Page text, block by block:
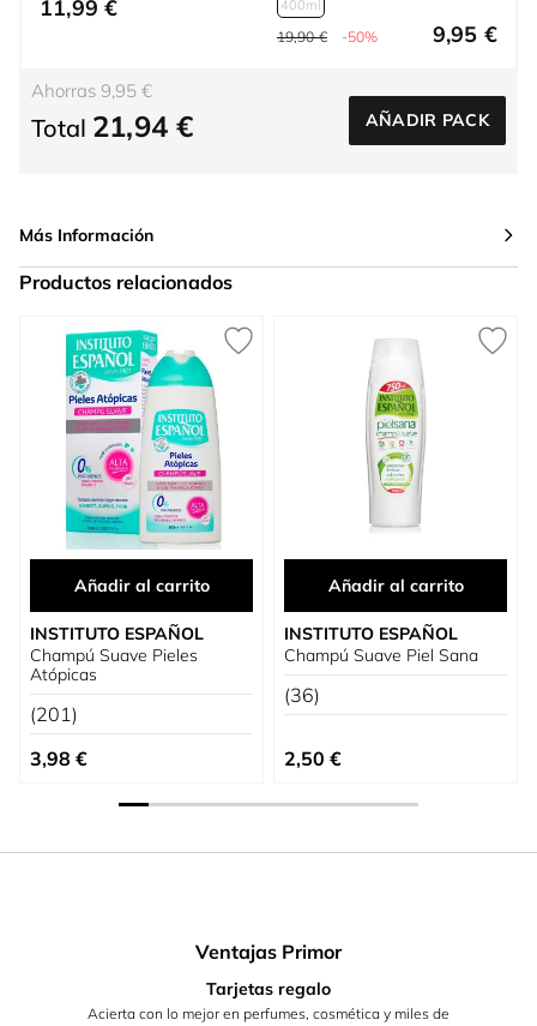
11,99 € 400ml
19,90 € -50% 9,95 €
Ahorras 9,95 €
Total 21,94 € AÑADIR PACK
Más Información
Productos relacionados
Press to skip carousel
Añadir al carrito
INSTITUTO ESPAÑOL
Champú Suave Pieles
Atópicas
(201)
3,98 €
Añadir al carrito
INSTITUTO ESPAÑOL
Champú Suave Piel Sana
(36)
2,50 €
Ventajas Primor
Tarjetas regalo
Acierta con lo mejor en perfumes, cosmética y miles de